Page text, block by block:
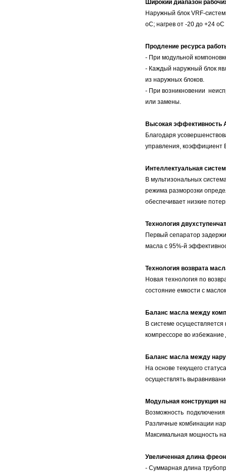
Широкий диапазон
Наружный блок VRF-
оС; нагрев от -20 до +24
Продление ресурса
- При модульной
- Каждый наружный блок
из наружных блоков.
- При возникновении
или замены.
Высокая эффективность
Благодаря
управления, коэффициент
Интеллектуальная
В мультизональных
режима разморозки
обеспечивает низкие
Технология
Первый сепаратор
масла с 95%-й
Технология возврата
Новая технология по
состояние емкости с
Баланс масла между
В системе осуществляется
компрессоре во избежание
Баланс масла между
На основе текущего
осуществлять
Модульная конструкция
Возможность подключения
Различные комбинации
Максимальная мощность
Увеличенная длина
- Суммарная длина